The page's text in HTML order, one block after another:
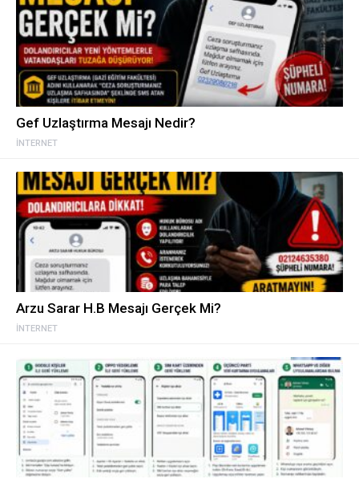
İNTERNET
Gef Uzlaştırma Mesajı Nedir?
İNTERNET
Arzu Sarar H.B Mesajı Gerçek Mi?